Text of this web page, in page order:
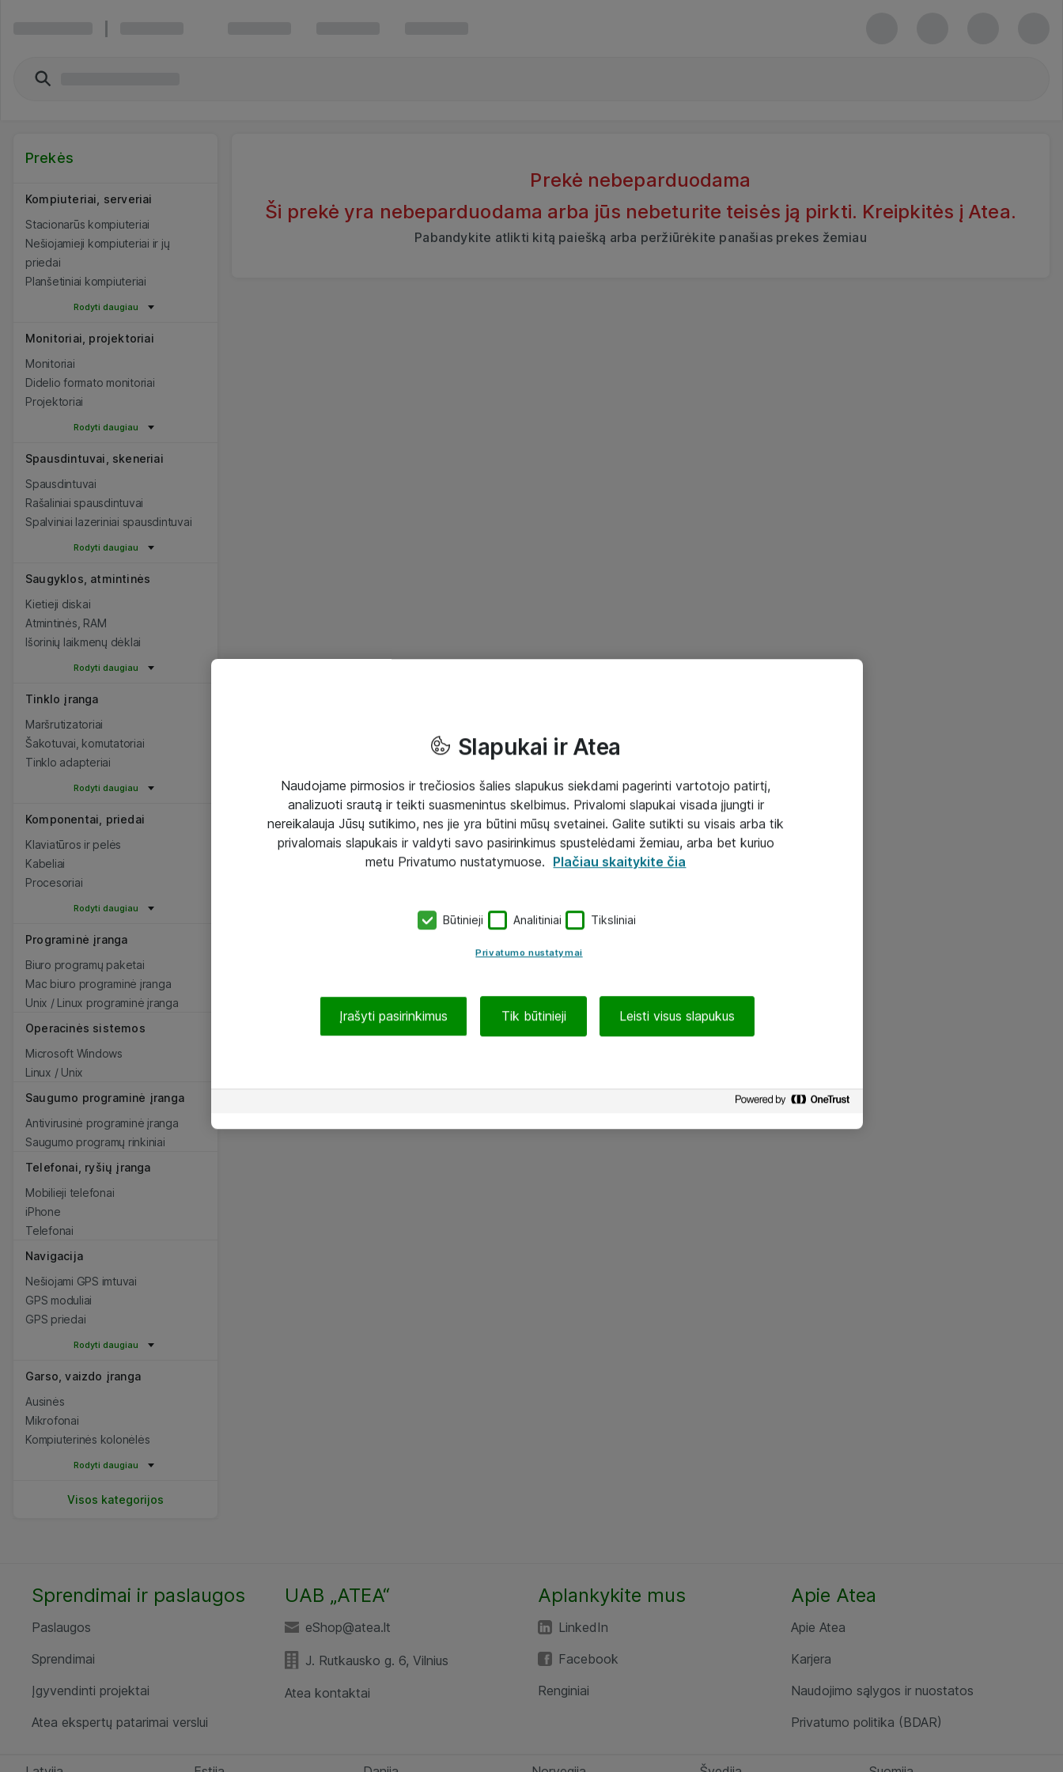
Prekės
Kompiuteriai, serveriai
Stacionarūs kompiuteriai
Nešiojamieji kompiuteriai ir jų
priedai
Planšetiniai kompiuteriai
Rodyti daugiau
Monitoriai, projektoriai
Monitoriai
Didelio formato monitoriai
Projektoriai
Rodyti daugiau
Spausdintuvai, skeneriai
Spausdintuvai
Rašaliniai spausdintuvai
Spalviniai lazeriniai spausdintuvai
Rodyti daugiau
Saugyklos, atmintinės
Kietieji diskai
Atmintinės, RAM
Išorinių laikmenų dėklai
Rodyti daugiau
Tinklo įranga
Maršrutizatoriai
Šakotuvai, komutatoriai
Tinklo adapteriai
Rodyti daugiau
Komponentai, priedai
Klaviatūros ir pelės
Kabeliai
Procesoriai
Rodyti daugiau
Programinė įranga
Biuro programų paketai
Mac biuro programinė įranga
Unix / Linux programinė įranga
Operacinės sistemos
Microsoft Windows
Linux / Unix
Saugumo programinė įranga
Antivirusinė programinė įranga
Saugumo programų rinkiniai
Telefonai, ryšių įranga
Mobilieji telefonai
iPhone
Telefonai
Navigacija
Nešiojami GPS imtuvai
GPS moduliai
GPS priedai
Rodyti daugiau
Garso, vaizdo įranga
Ausinės
Mikrofonai
Kompiuterinės kolonėlės
Rodyti daugiau
Visos kategorijos
Prekė nebeparduodama
Ši prekė yra nebeparduodama arba jūs nebeturite teisės ją pirkti. Kreipkitės į Atea.
Pabandykite atlikti kitą paiešką arba peržiūrėkite panašias prekes žemiau
Sprendimai ir paslaugos
Paslaugos
Sprendimai
Įgyvendinti projektai
Atea ekspertų patarimai verslui
UAB „ATEA“
eShop@atea.lt
J. Rutkausko g. 6, Vilnius
Atea kontaktai
Aplankykite mus
LinkedIn
Facebook
Renginiai
Apie Atea
Apie Atea
Karjera
Naudojimo sąlygos ir nuostatos
Privatumo politika (BDAR)
Slapukai ir Atea
Naudojame pirmosios ir trečiosios šalies slapukus siekdami pagerinti vartotojo patirtį,
analizuoti srautą ir teikti suasmenintus skelbimus. Privalomi slapukai visada įjungti ir
nereikalauja Jūsų sutikimo, nes jie yra būtini mūsų svetainei. Galite sutikti su visais arba tik
privalomais slapukais ir valdyti savo pasirinkimus spustelėdami žemiau, arba bet kuriuo
metu Privatumo nustatymuose. Plačiau skaitykite čia
Būtinieji Analitiniai Tiksliniai
Privatumo nustatymai
Įrašyti pasirinkimus Tik būtinieji Leisti visus slapukus